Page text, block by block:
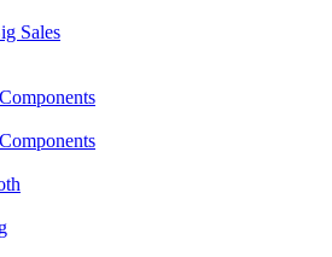
Sales